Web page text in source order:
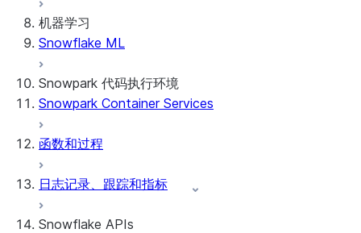
机器学习
Snowflake ML
Snowpark 代码执行环境
Snowpark Container Services
函数和过程
日志记录、跟踪和指标
Snowflake APIs